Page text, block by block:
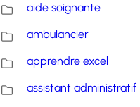
aide soignante
ambulancier
apprendre excel
assistant administratif